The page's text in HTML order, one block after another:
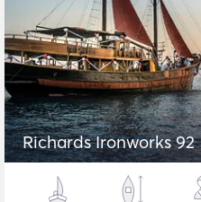
Richards Ironworks 92